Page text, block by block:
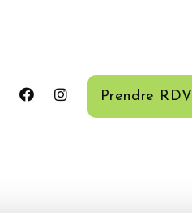
Prendre RDV